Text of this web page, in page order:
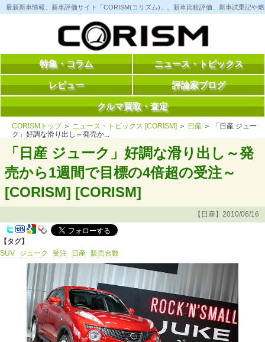
コ
ン
へ
最新新車情報、新車評価サイト「CORISM(コリズム)」。新車比較評価、新車試乗記や
特集・コラム ニュース・トピックス
レビュー 評論家ブログ
クルマ買取・査定
CORISMトップ＞ ニュース・トピックス [CORISM] ＞ 日産 ＞ 「日産 ジュー
ク」好調な滑り出し～発売か...
「日産 ジューク」好調な滑り出し～発
売から1週間で目標の4倍超の受注～
[CORISM] [CORISM]
【日産】2010/06/16
【タグ】
SUV
ジューク 受注 日産 販売台数